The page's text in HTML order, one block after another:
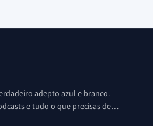
adepto azul e branco.
e tudo o que precisas de
Porto é aqui!